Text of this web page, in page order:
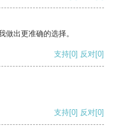
做出更准确的选择。
支持[0] 反对[0]
支持[0] 反对[0]